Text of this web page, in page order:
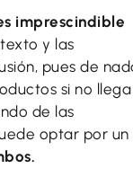
imprescindible
y las
pues de
si no llega
de las
optar por un